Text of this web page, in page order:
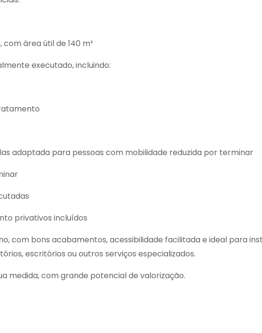
área útil de 140 m²
executado, incluindo:
adaptada para pessoas com mobilidade reduzida por terminar
privativos incluídos
com bons acabamentos, acessibilidade facilitada e ideal para
escritórios ou outros serviços especializados.
medida, com grande potencial de valorização.